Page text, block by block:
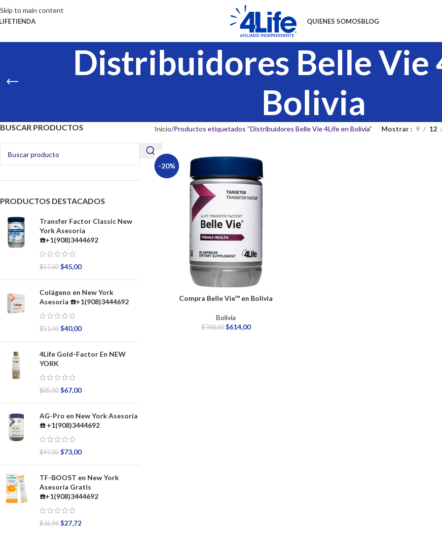
Skip to main content
TIENDA QUIENES SOMOSBLOG
Distribuidores Belle Vie
Bolivia
BUSCAR PRODUCTOS
PRODUCTOS DESTACADOS
Transfer Factor Classic New
York Asesoría
☎️+1(908)3444692
$57,00 $45,00
Colágeno en New York
Asesoria ☎️+1(908)3444692
$51,00 $40,00
4Life Gold-Factor En NEW
YORK
$85,00 $67,00
AG-Pro en New York Asesoría
☎️ +1(908)3444692
$97,00 $73,00
TF-BOOST en New York
Asesoría Gratis
☎️+1(908)3444692
$36,96 $27,72
Inicio Productos etiquetados “Distribuidores Belle Vie 4Life en Bolivia” Mostrar 9 12
-20%
Compra Belle Vie™ en Bolivia
Bolivia
$768,00 $614,00